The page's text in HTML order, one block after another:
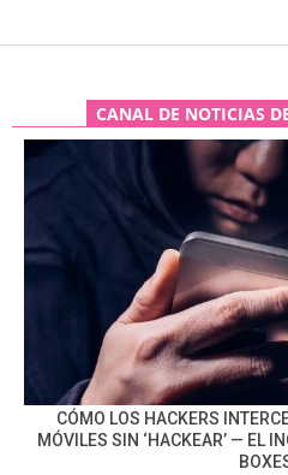
CANAL DE NOTICIAS
CÓMO LOS HACKERS
MÓVILES SIN ‘HACKEAR’ — EL